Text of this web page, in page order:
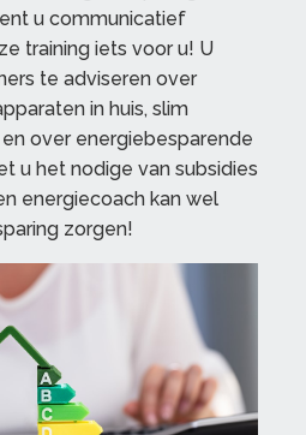
u communicatief
training iets voor u! U
te adviseren over
in huis, slim
over energiebesparende
u het nodige van subsidies
energiecoach kan wel
zorgen!